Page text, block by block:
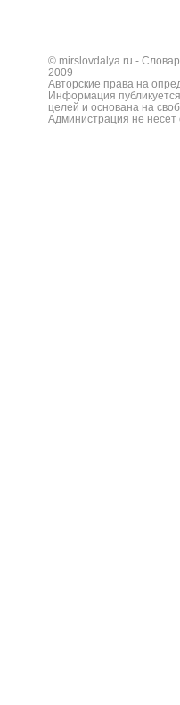
© mirslovdalya.ru -
2009
Авторские права на
Информация
целей и основана на
Администрация не несет